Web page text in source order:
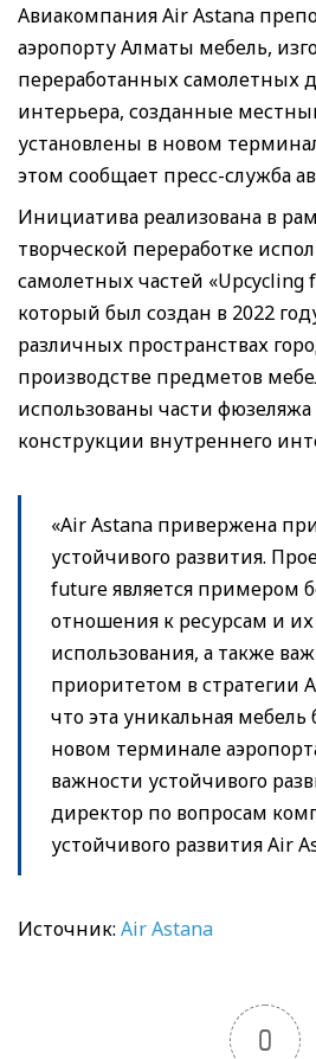
Авиакомпания Air Astana
аэропорту Алматы мебель,
переработанных самолетных
интерьера, созданные
установлены в новом
этом сообщает пресс-служба
Инициатива реализована в
творческой переработке
самолетных частей «Upcycling
который был создан в 2022
различных пространствах
производстве предметов
использованы части фюзеляжа
конструкции внутреннего
«Air Astana привержена
устойчивого развития.
future является примером
отношения к ресурсам и
использования, а также
приоритетом в стратегии
что эта уникальная мебель
новом терминале
важности устойчивого
директор по вопросам
устойчивого развития Air
Источник: Air Astana
0